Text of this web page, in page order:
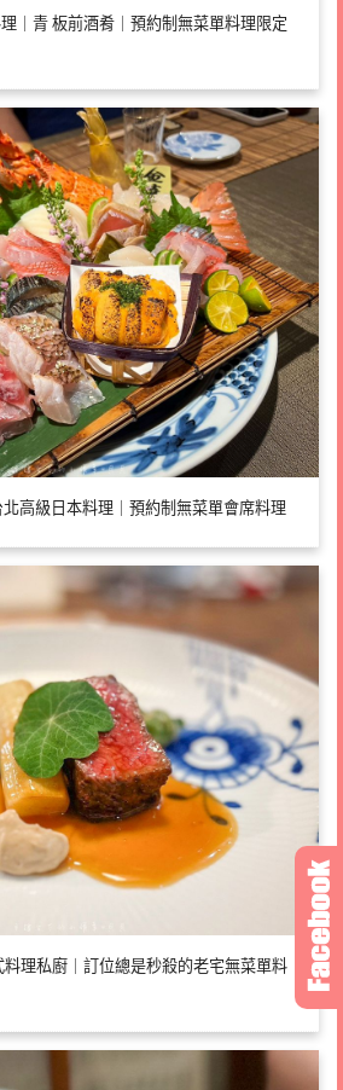
｜青 板前酒肴｜預約制無菜單料理限定
北高級日本料理｜預約制無菜單會席料理
料理私廚｜訂位總是秒殺的老宅無菜單料